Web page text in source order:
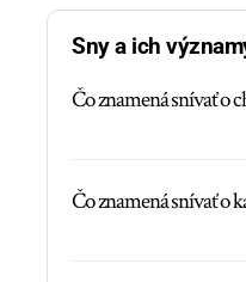
Sny a ich
Čo znamená snívať o
Čo znamená snívať o